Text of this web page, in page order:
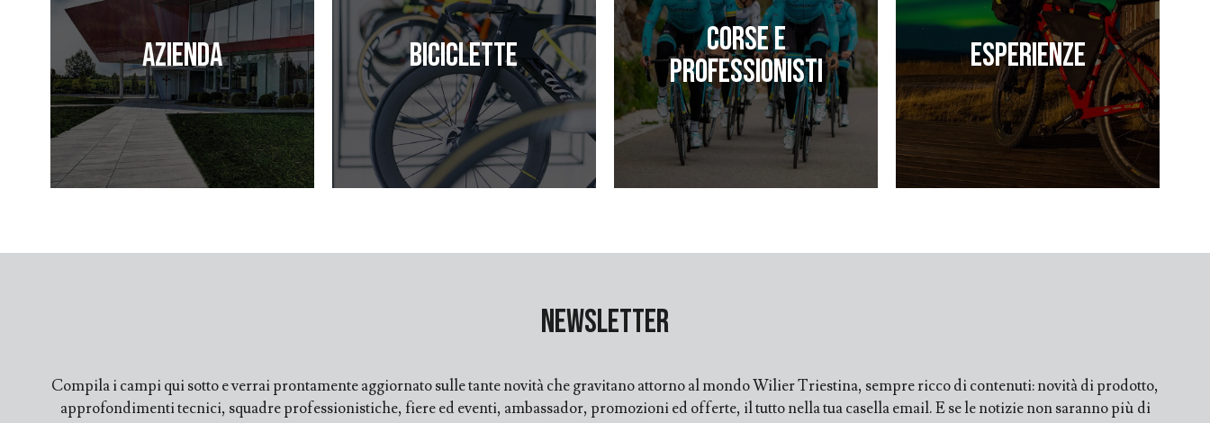
Azienda Biciclette
Corse e
professionisti
Esperienze
Newsletter
Compila i campi qui sotto e verrai prontamente aggiornato sulle tante novità che gravitano attorno al mondo Wilier Triestina, sempre ricco di contenuti: novità di prodotto,
approfondimenti tecnici, squadre professionistiche, fiere ed eventi, ambassador, promozioni ed offerte, il tutto nella tua casella email. E se le notizie non saranno più di